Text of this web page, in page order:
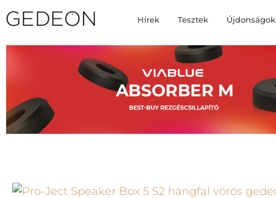
Hírek Tesztek Újdonságok